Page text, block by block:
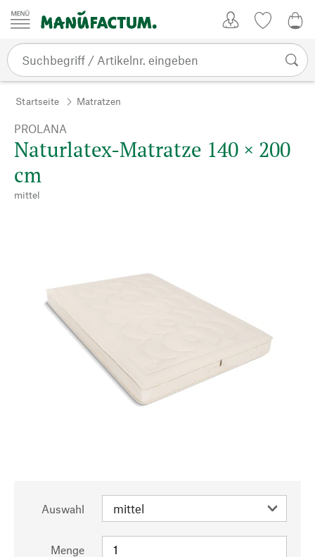
Zum Inhalt springen
Startseite Matratzen
PROLANA
Naturlatex-Matratze 140 × 200
cm
mittel
Auswahl
Menge